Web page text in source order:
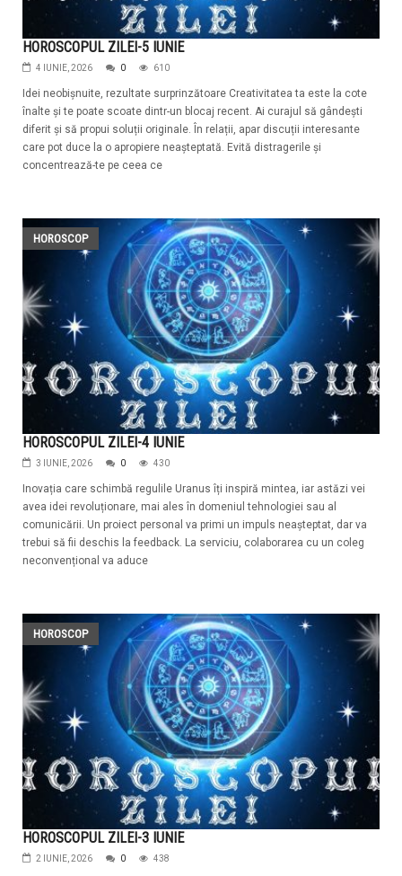
HOROSCOPUL ZILEI-5 IUNIE
4 IUNIE, 2026 0 610
Idei neobișnuite, rezultate surprinzătoare Creativitatea ta este la cote
înalte și te poate scoate dintr-un blocaj recent. Ai curajul să gândești
diferit și să propui soluții originale. În relații, apar discuții interesante
care pot duce la o apropiere neașteptată. Evită distragerile și
concentrează-te pe ceea ce
HOROSCOP
HOROSCOPUL ZILEI-4 IUNIE
3 IUNIE, 2026 0 430
Inovația care schimbă regulile Uranus îți inspiră mintea, iar astăzi vei
avea idei revoluționare, mai ales în domeniul tehnologiei sau al
comunicării. Un proiect personal va primi un impuls neașteptat, dar va
trebui să fii deschis la feedback. La serviciu, colaborarea cu un coleg
neconvențional va aduce
HOROSCOP
HOROSCOPUL ZILEI-3 IUNIE
2 IUNIE, 2026 0 438